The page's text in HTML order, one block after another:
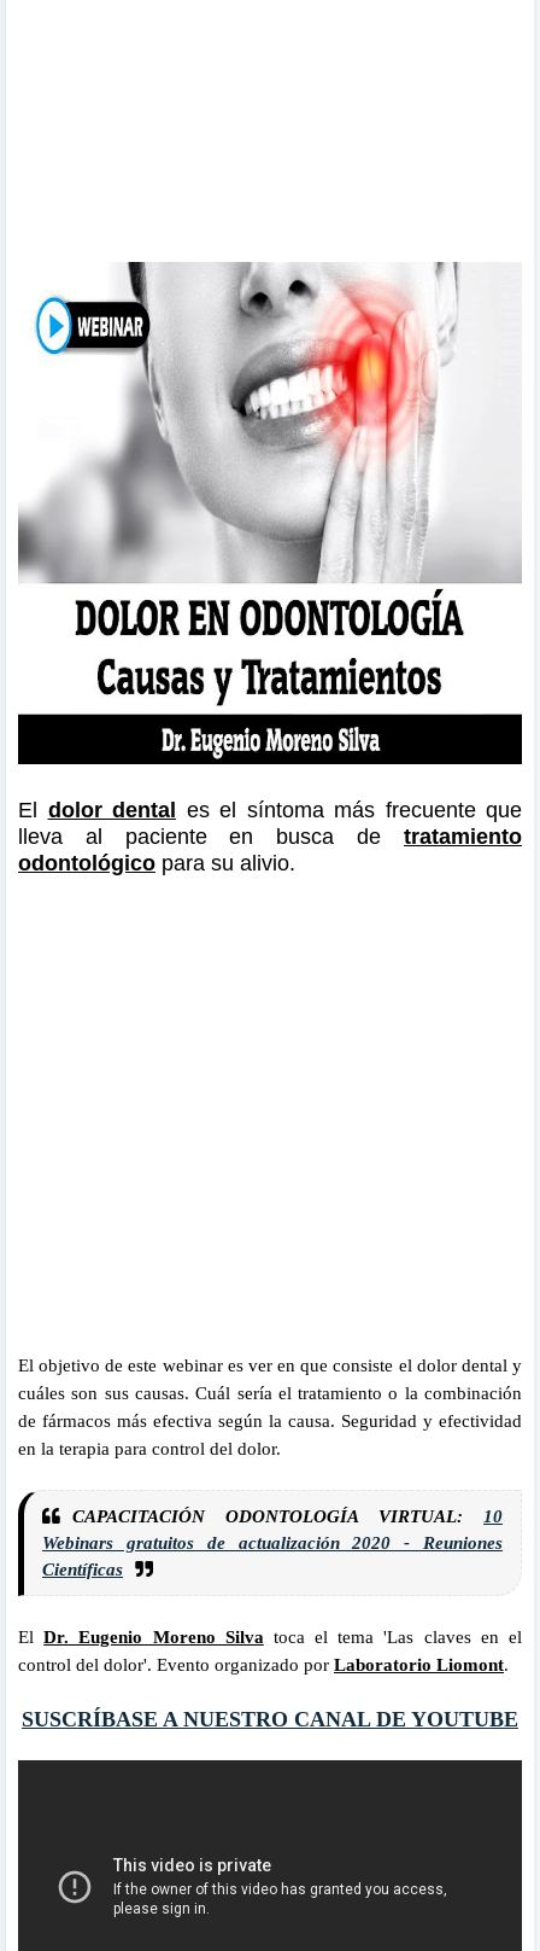
El dolor dental es el síntoma más frecuente que
lleva al paciente en busca de tratamiento
odontológico para su alivio.
El objetivo de este webinar es ver en que consiste el dolor dental y
cuáles son sus causas.Cuál sería el tratamiento o la combinación
de fármacos más efectiva según la causa. Seguridad y efectividad
en la terapia para control del dolor.
CAPACITACIÓN ODONTOLOGÍA VIRTUAL: 10
Webinars gratuitos de actualización 2020 - Reuniones
Científicas
ElDr. Eugenio Moreno Silva toca el tema 'Las claves en el
control del dolor'. Evento organizado por Laboratorio Liomont.
SUSCRÍBASE A NUESTRO CANAL DE YOUTUBE